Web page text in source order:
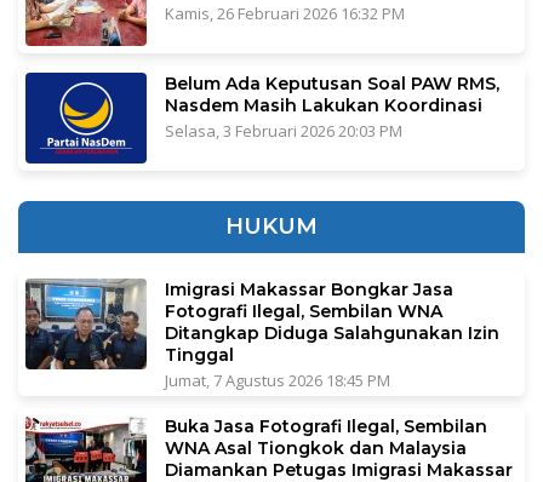
Kamis, 26 Februari 2026 16:32 PM
Belum Ada Keputusan Soal PAW RMS,
Nasdem Masih Lakukan Koordinasi
Selasa, 3 Februari 2026 20:03 PM
HUKUM
Imigrasi Makassar Bongkar Jasa
Fotografi Ilegal, Sembilan WNA
Ditangkap Diduga Salahgunakan Izin
Tinggal
Jumat, 7 Agustus 2026 18:45 PM
Buka Jasa Fotografi Ilegal, Sembilan
WNA Asal Tiongkok dan Malaysia
Diamankan Petugas Imigrasi Makassar